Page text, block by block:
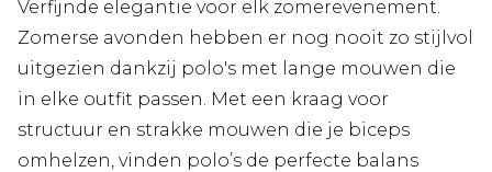
Verfijnde elegantie voor elk zomerevenement.
Zomerse avonden hebben er nog nooit zo stijlvol
uitgezien dankzij polo's met lange mouwen die
in elke outfit passen. Met een kraag voor
structuur en strakke mouwen die je biceps
omhelzen, vinden polo’s de perfecte balans